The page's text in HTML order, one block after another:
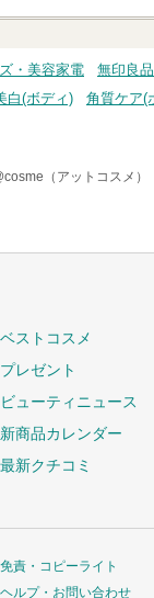
・美容家電 無印良
白(ボディ) 角質ケア(
（アットコスメ）
ベストコスメ
プレゼント
ビューティニュース
新商品カレンダー
最新クチコミ
免責・コピーライト
ヘルプ・お問い合わせ